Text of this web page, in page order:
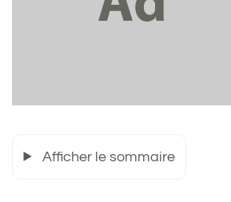
Afficher le sommaire